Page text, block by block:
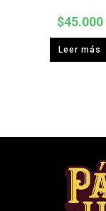
$45.000
Leer más